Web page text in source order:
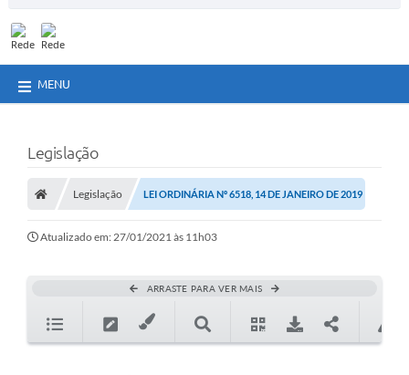
MENU
Legislação
Legislação LEI ORDINÁRIA Nº 6518, 14 DE JANEIRO DE 2019
Atualizado em: 27/01/2021 às 11h03
ARRASTE PARA VER MAIS